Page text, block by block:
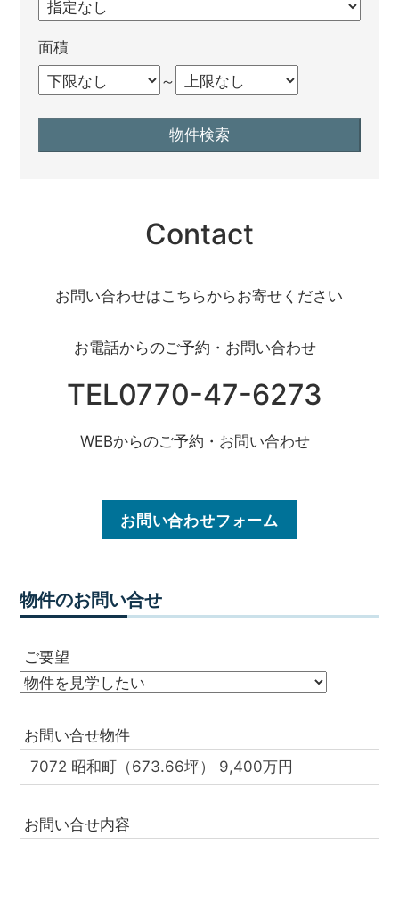
面積
～
Contact
お問い合わせはこちらからお寄せください
お電話からのご予約・お問い合わせ
TEL0770-47-6273
WEBからのご予約・お問い合わせ
お問い合わせフォーム
物件のお問い合せ
ご要望
お問い合せ物件
お問い合せ内容